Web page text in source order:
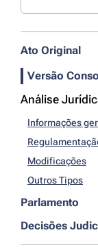
Ato Original
Versão
Análise
Informações
Modificações
Outros Tipos
Parlamento
Decisões